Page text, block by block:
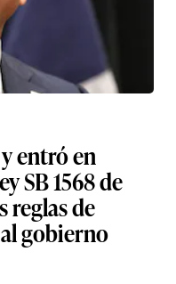
entró en
SB 1568 de
reglas de
gobierno